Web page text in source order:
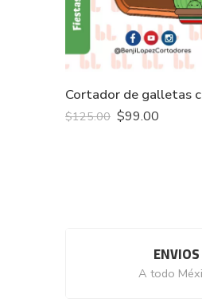
$125.00 $99.00
ENVIOS
A todo